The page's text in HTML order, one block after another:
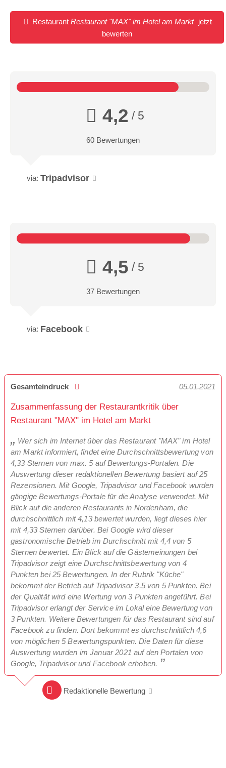
RestaurantRestaurant "MAX" im Hotel am Markt jetzt
bewerten
4,2 / 5
60 Bewertungen
via: Tripadvisor
4,5 / 5
37 Bewertungen
via: Facebook
Gesamteindruck 05.01.2021
Zusammenfassung der Restaurantkritik über
Restaurant "MAX" im Hotel am Markt
Wer sich im Internet über das Restaurant "MAX" im Hotel
am Markt informiert, findet eine Durchschnittsbewertung von
4,33 Sternen von max. 5 auf Bewertungs-Portalen. Die
Auswertung dieser redaktionellen Bewertung basiert auf 25
Rezensionen. Mit Google, Tripadvisor und Facebook wurden
gängige Bewertungs-Portale für die Analyse verwendet. Mit
Blick auf die anderen Restaurants in Nordenham, die
durchschnittlich mit 4,13 bewertet wurden, liegt dieses hier
mit 4,33 Sternen darüber. Bei Google wird dieser
gastronomische Betrieb im Durchschnitt mit 4,4 von 5
Sternen bewertet. Ein Blick auf die Gästemeinungen bei
Tripadvisor zeigt eine Durchschnittsbewertung von 4
Punkten bei 25 Bewertungen. In der Rubrik "Küche"
bekommt der Betrieb auf Tripadvisor 3,5 von 5 Punkten. Bei
der Qualität wird eine Wertung von 3 Punkten angeführt. Bei
Tripadvisor erlangt der Service im Lokal eine Bewertung von
3 Punkten. Weitere Bewertungen für das Restaurant sind auf
Facebook zu finden. Dort bekommt es durchschnittlich 4,6
von möglichen 5 Bewertungspunkten. Die Daten für diese
Auswertung wurden im Januar 2021 auf den Portalen von
Google, Tripadvisor und Facebook erhoben.
Redaktionelle Bewertung